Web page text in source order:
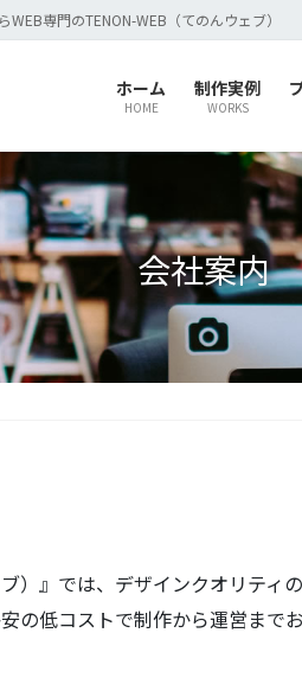
専門のTENON-WEB（てのんウェブ）
ホーム
HOME
制作実例
WORKS
会社案内
）』では、デザインクオリティ
の低コストで制作から運営まで